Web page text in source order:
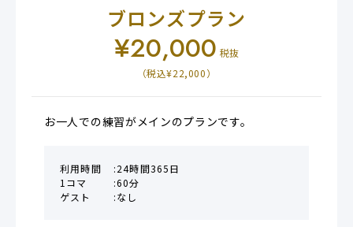
ブロンズプラン
¥20,000 税抜
（税込¥22,000）
お一人での練習がメインのプランです。
利用時間
24時間365日
1コマ
60分
ゲスト
なし